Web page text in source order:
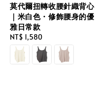
莫代爾扭轉收腰針織背心
｜米白色・修飾腰身的優
雅日常款
Regular
price
NT$ 1,580